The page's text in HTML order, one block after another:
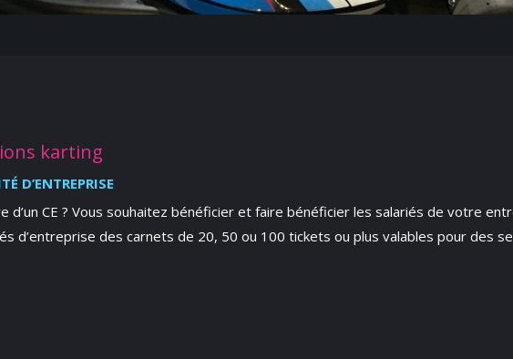
karting
D’ENTREPRISE
CE ? Vous souhaitez bénéficier et faire bénéficier les salariés de votre
d’entreprise des carnets de 20, 50 ou 100 tickets ou plus valables pour des